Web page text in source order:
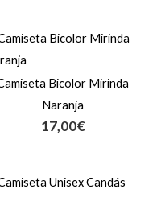
Bicolor Mirinda
Naranja
17,00€